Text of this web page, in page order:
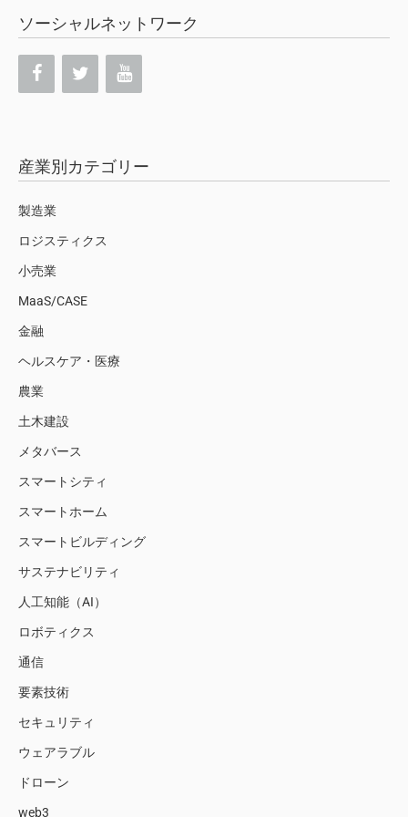
ソーシャルネットワーク
産業別カテゴリー
製造業
ロジスティクス
小売業
MaaS/CASE
金融
ヘルスケア・医療
農業
土木建設
メタバース
スマートシティ
スマートホーム
スマートビルディング
サステナビリティ
人工知能（AI）
ロボティクス
通信
要素技術
セキュリティ
ウェアラブル
ドローン
web3